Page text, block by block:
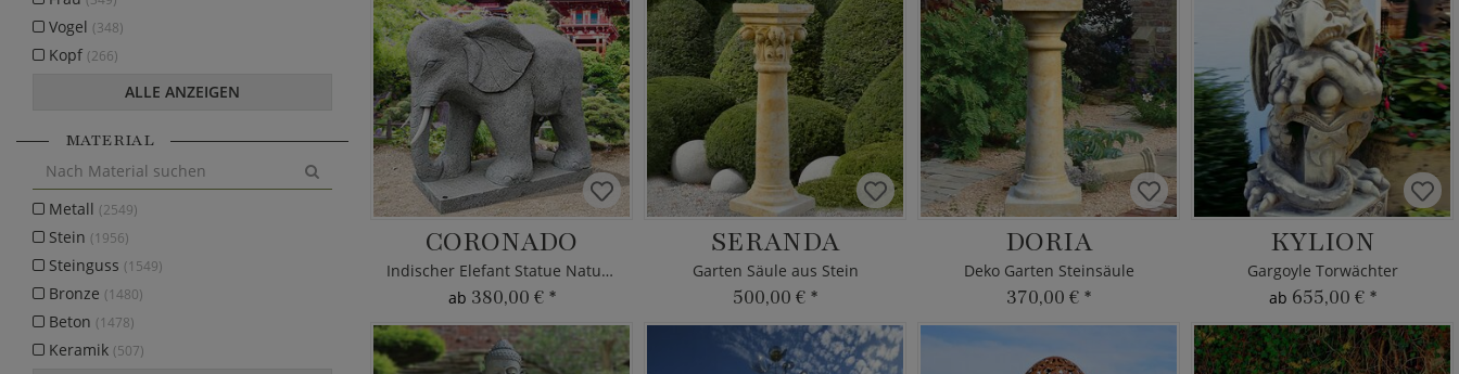
CORONADO
Indischer Elefant Statue Naturstein
ab 380,00 € *
SERANDA
Garten Säule aus Stein
500,00 € *
DORIA
Deko Garten Steinsäule
370,00 € *
KYLION
Gargoyle Torwächter
ab 655,00 € *
Vogel (348)
Kopf (266)
ALLE ANZEIGEN
MATERIAL
Metall (2549)
Stein (1956)
Steinguss (1549)
Bronze (1480)
Beton (1478)
Keramik (507)